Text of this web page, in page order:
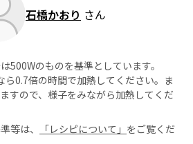
石橋かおり さん
500Wのものを基準としています。
ら0.7倍の時間で加熱してください。ま
すので、様子をみながら加熱してくだ
等は、
「レシピについて」 をご覧くだ